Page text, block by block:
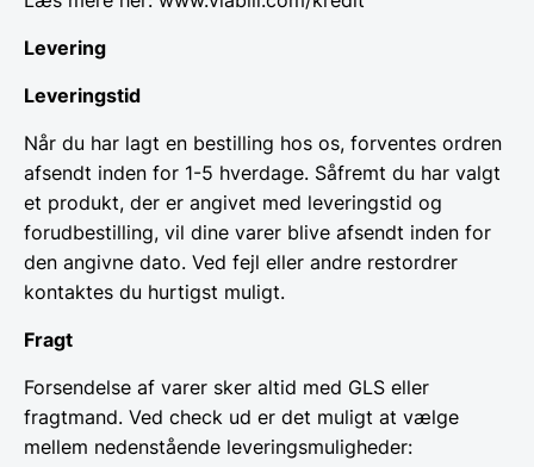
Levering
Leveringstid
Når du har lagt en bestilling hos os, forventes ordren
afsendt inden for 1-5 hverdage. Såfremt du har valgt
et produkt, der er angivet med leveringstid og
forudbestilling, vil dine varer blive afsendt inden for
den angivne dato. Ved fejl eller andre restordrer
kontaktes du hurtigst muligt.
Fragt
Forsendelse af varer sker altid med GLS eller
fragtmand. Ved check ud er det muligt at vælge
mellem nedenstående leveringsmuligheder: